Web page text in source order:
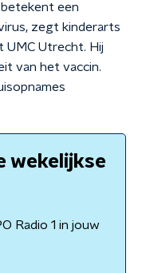
een
zegt kinderarts
Utrecht. Hij
van het vaccin.
wekelijkse
Radio 1 in jouw